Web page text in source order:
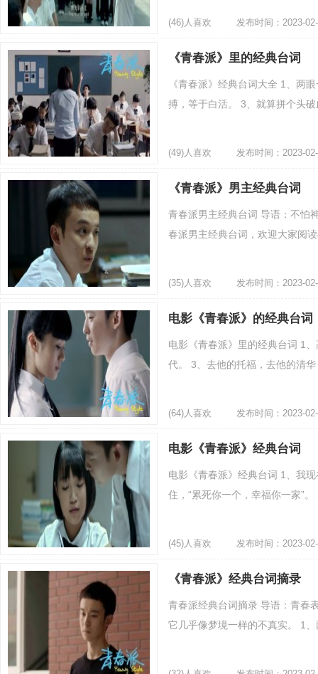
(46)人喜欢 发布时间：2023-
《青春派》里的经典台词
《青春派》经典台词大全 1、两
搏，等于白活。 3、就算拼个头
(49)人喜欢 发布时间：2023-
《青春派》男主经典台词
青春派男主经典台词 导语：不怕
春派男主经典台词，欢迎大家阅
(35)人喜欢 发布时间：2023-
电影《青春派》的经典台词
电影《青春派》里的经典台词 1
代。 3、去他的托福，去他的清
(64)人喜欢 发布时间：2023-
电影《青春派》经典台词
电影《青春派》经典台词 1、我
住，“累死你一个，幸福你一家”
(45)人喜欢 发布时间：2023-
《青春派》经典台词摘录
青春派经典台词摘录 导语：青春
它几乎像梦境一样的不真实。 1